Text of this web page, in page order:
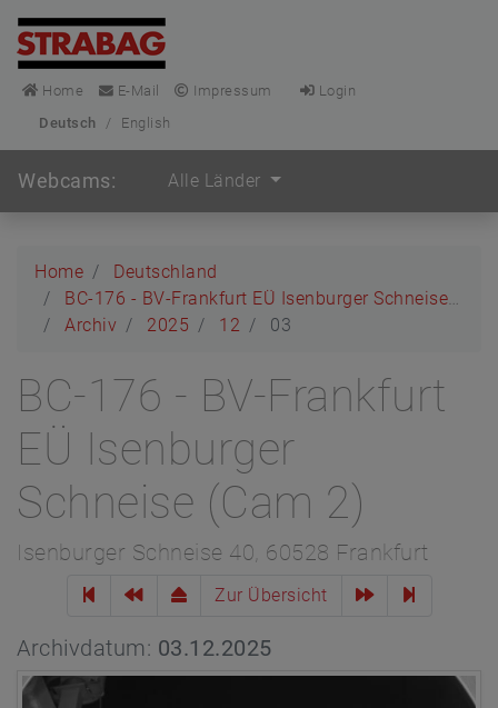
Home E-Mail Impressum
Login
Deutsch
/ English
Webcams: Alle Länder
Home
Deutschland
BC-176 - BV-Frankfurt EÜ Isenburger Schneise (Cam 2)
Archiv
2025 12 03
BC-176 - BV-Frankfurt
EÜ Isenburger
Schneise (Cam 2)
Isenburger Schneise 40, 60528 Frankfurt
Zur Übersicht
Archivdatum: 03.12.2025